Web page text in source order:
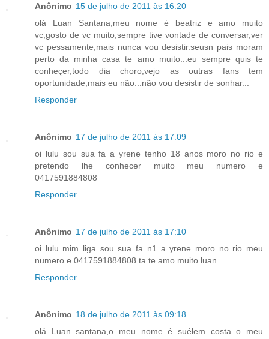
Anônimo 15 de julho de 2011 às 16:20
olá Luan Santana,meu nome é beatriz e amo muito
vc,gosto de vc muito,sempre tive vontade de conversar,ver
vc pessamente,mais nunca vou desistir.seusn pais moram
perto da minha casa te amo muito...eu sempre quis te
conheçer,todo dia choro,vejo as outras fans tem
oportunidade,mais eu não...não vou desistir de sonhar...
Responder
Anônimo 17 de julho de 2011 às 17:09
oi lulu sou sua fa a yrene tenho 18 anos moro no rio e
pretendo lhe conhecer muito meu numero e
0417591884808
Responder
Anônimo 17 de julho de 2011 às 17:10
oi lulu mim liga sou sua fa n1 a yrene moro no rio meu
numero e 0417591884808 ta te amo muito luan.
Responder
Anônimo 18 de julho de 2011 às 09:18
olá Luan santana,o meu nome é suélem costa o meu